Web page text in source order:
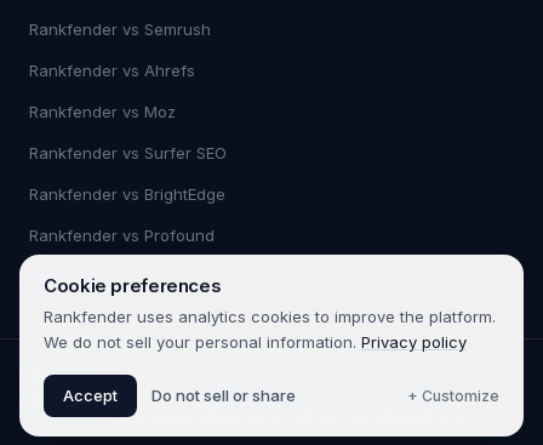
Rankfender vs Semrush
Rankfender vs Ahrefs
Rankfender vs Moz
Rankfender vs Surfer SEO
Rankfender vs BrightEdge
Rankfender vs Profound
Ver tudo →
©2026Rankfender.
um produto da 361SEO.
Política de privacidade
Cookie preferences
Rankfender uses analytics cookies to improve the platform.
We do not sell your personal information. Privacy policy
Accept Do not sell or share + Customize